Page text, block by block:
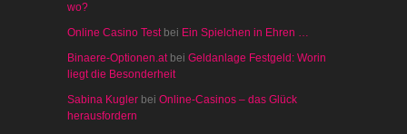
wo?
Online Casino Testbei Ein Spielchen in Ehren …
Binaere-Optionen.atbei Geldanlage Festgeld: Worin
liegt die Besonderheit
Sabina Kugler bei Online-Casinos – das Glück
herausfordern